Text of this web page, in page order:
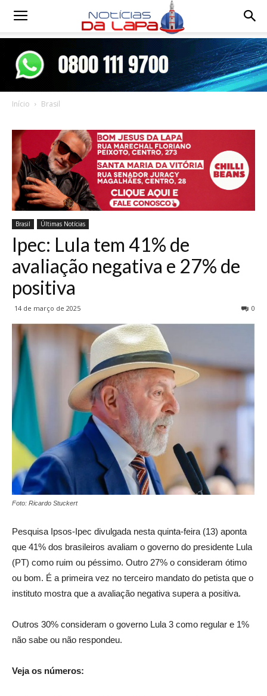
Notícias
Início Brasil
Brasil Últimas Notícias
Ipec: Lula tem 41% de
avaliação negativa e 27% de
positiva
14 de março de 2025 0
Foto: Ricardo Stuckert
Pesquisa Ipsos-Ipec divulgada nesta quinta-feira (13) aponta
que 41% dos brasileiros avaliam o governo do presidente Lula
(PT) como ruim ou péssimo. Outro 27% o consideram ótimo
ou bom. É a primeira vez no terceiro mandato do petista que o
instituto mostra que a avaliação negativa supera a positiva.
Outros 30% consideram o governo Lula 3 como regular e 1%
não sabe ou não respondeu.
Veja os números: